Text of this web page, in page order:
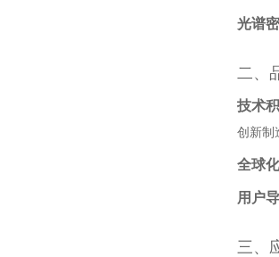
光谱
二、
技术
创新制
全球
用户
三、